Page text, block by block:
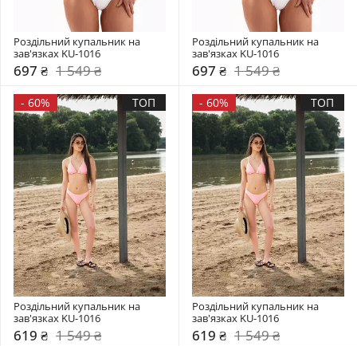
Роздільний купальник на
зав'язках KU-1016
697 ₴ 1 549 ₴
Роздільний купальник на
зав'язках KU-1016
697 ₴ 1 549 ₴
- 60% ТОП
Роздільний купальник на
зав'язках KU-1016
619 ₴ 1 549 ₴
- 60% ТОП
Роздільний купальник на
зав'язках KU-1016
619 ₴ 1 549 ₴